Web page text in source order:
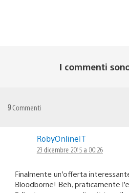
I commenti
9Commenti
RobyOnlineIT
23 dicembre 2015 a 00:26
Finalmente un’offerta
Bloodborne! Beh, praticamente